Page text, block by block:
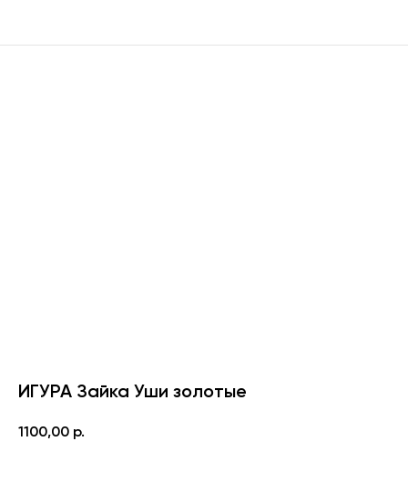
ИГУРА Зайка Уши золотые
1100,00 р.